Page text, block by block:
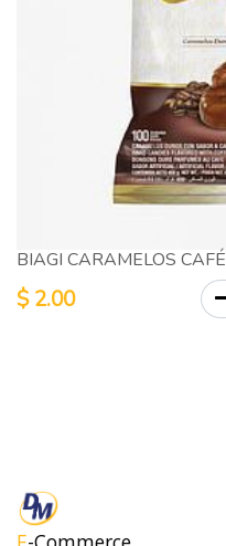
BIAGI CARAMELOS CAFÉ
$2.00